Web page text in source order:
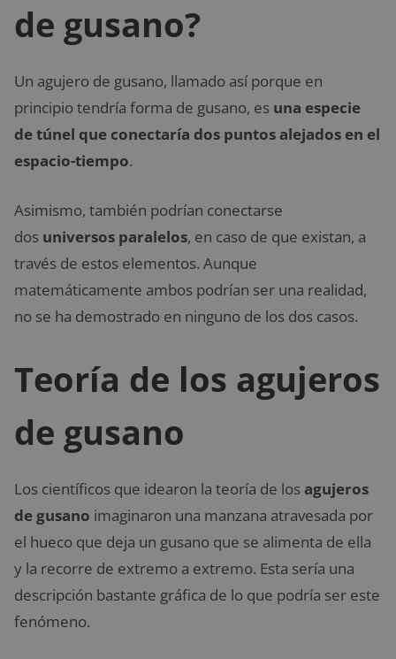
de gusano?
Un agujero de gusano, llamado así porque en
principio tendría forma de gusano, es una especie
de túnel que conectaría dos puntos alejados en el
espacio-tiempo.
Asimismo, también podrían conectarse
dos universos paralelos, en caso de que existan, a
través de estos elementos. Aunque
matemáticamente ambos podrían ser una realidad,
no se ha demostrado en ninguno de los dos casos.
Teoría de los agujeros
de gusano
Los científicos que idearon la teoría de los agujeros
de gusano imaginaron una manzana atravesada por
el hueco que deja un gusano que se alimenta de ella
y la recorre de extremo a extremo. Esta sería una
descripción bastante gráfica de lo que podría ser este
fenómeno.